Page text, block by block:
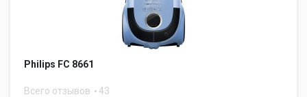
Philips FC 8661
Всего отзывов 43